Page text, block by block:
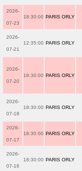
2026-
07-23
18:30:00 PARIS ORLY
2026-
07-21
12:35:00 PARIS ORLY
2026-
07-20
18:30:00 PARIS ORLY
2026-
07-18
18:30:00 PARIS ORLY
2026-
07-17
18:30:00 PARIS ORLY
2026-
07-16
18:30:00 PARIS ORLY